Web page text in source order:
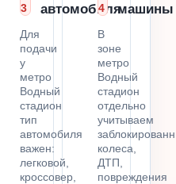
3
автомобиля
Для
подачи
у
метро
Водный
стадион
тип
автомобиля
важен:
легковой,
кроссовер,
4
машины
В
зоне
метро
Водный
стадион
отдельно
учитываем
колеса,
ДТП,
повреждения